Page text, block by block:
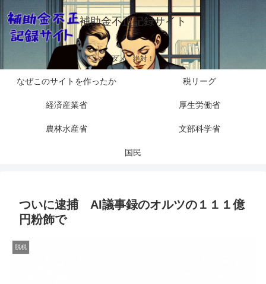
補助金不正記録サイト
ダメ、絶対！
なぜこのサイトを作ったか 税リーグ
経済産業省 厚生労働省
農林水産省 文部科学省
国民
ついに逮捕 AI議事録のオルツの１１１億
円粉飾で
脱税